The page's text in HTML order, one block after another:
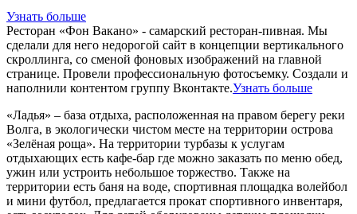
Узнать больше
Ресторан «Фон Вакано» - самарский ресторан-пивная. Мы
сделали для него недорогой сайт в концепции вертикального
скроллинга, со сменой фоновых изображений на главной
странице. Провели профессиональную фотосъемку. Создали и
наполнили контентом группу Вконтакте.Узнать больше
«Ладья» – база отдыха, расположенная на правом берегу реки
Волга, в экологически чистом месте на территории острова
«Зелёная роща». На территории турбазы к услугам
отдыхающих есть кафе-бар где можно заказать по меню обед,
ужин или устроить небольшое торжество. Также на
территории есть баня на воде, спортивная площадка волейбол
и мини футбол, предлагается прокат спортивного инвентаря,